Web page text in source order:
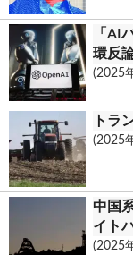
「AI
環反
(2025
トラ
(2025
中国
イト
(2025